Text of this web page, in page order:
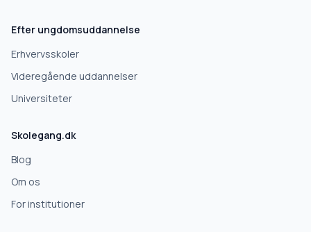
Efter ungdomsuddannelse
Erhvervsskoler
Videregående uddannelser
Universiteter
Skolegang.dk
Blog
Om os
For institutioner